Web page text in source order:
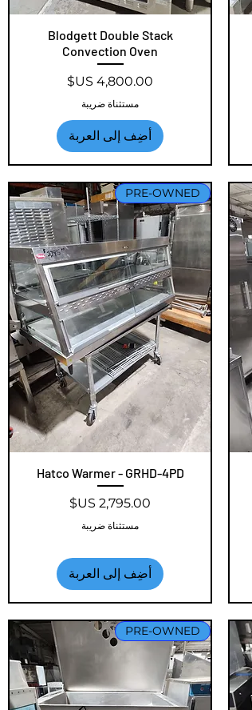
العرض السريع
Blodgett Double Stack
Convection Oven
السعر
مستثناة ضريبة
أضِف إلى العربة
العرض السريع
PRE-OWNED
Hatco Warmer - GRHD-4PD
السعر
مستثناة ضريبة
أضِف إلى العربة
PRE-OWNED